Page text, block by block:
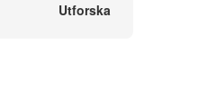
Utforska